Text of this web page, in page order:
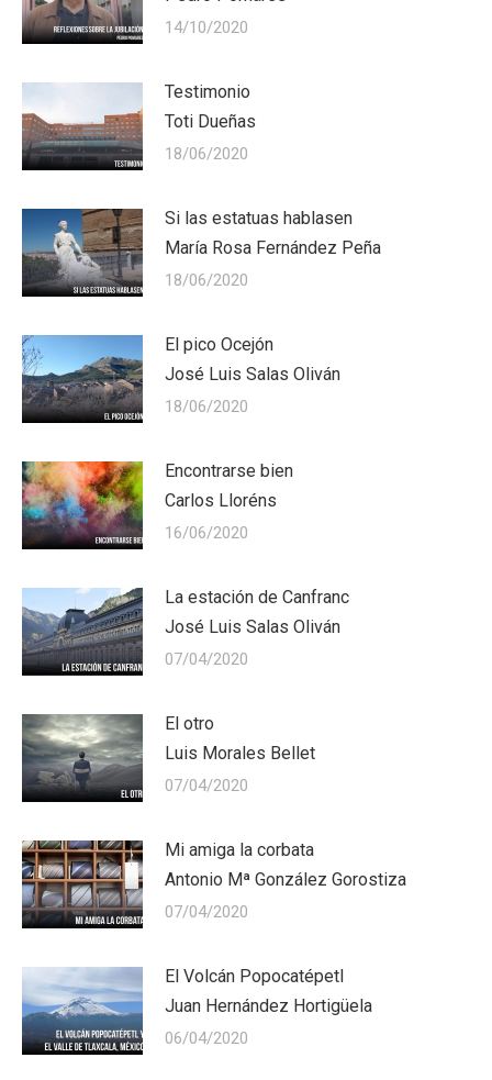
14/10/2020
Testimonio
Toti Dueñas
18/06/2020
Si las estatuas hablasen
María Rosa Fernández Peña
18/06/2020
El pico Ocejón
José Luis Salas Oliván
18/06/2020
Encontrarse bien
Carlos Lloréns
16/06/2020
La estación de Canfranc
José Luis Salas Oliván
07/04/2020
El otro
Luis Morales Bellet
07/04/2020
Mi amiga la corbata
Antonio Mª González Gorostiza
07/04/2020
El Volcán Popocatépetl
Juan Hernández Hortigüela
06/04/2020